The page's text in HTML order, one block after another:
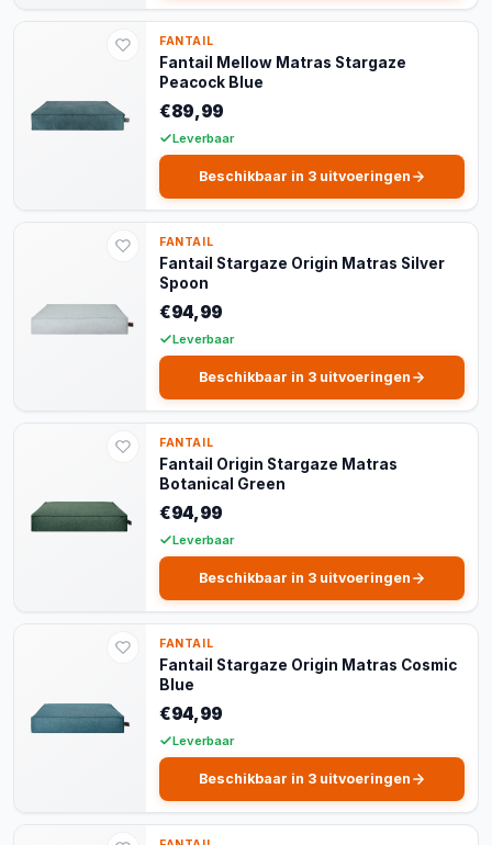
FANTAIL
Fantail Mellow Matras Stargaze
Peacock Blue
€89,99
Leverbaar
Beschikbaar in 3 uitvoeringen
FANTAIL
Fantail Stargaze Origin Matras Silver
Spoon
€94,99
Leverbaar
Beschikbaar in 3 uitvoeringen
FANTAIL
Fantail Origin Stargaze Matras
Botanical Green
€94,99
Leverbaar
Beschikbaar in 3 uitvoeringen
FANTAIL
Fantail Stargaze Origin Matras Cosmic
Blue
€94,99
Leverbaar
Beschikbaar in 3 uitvoeringen